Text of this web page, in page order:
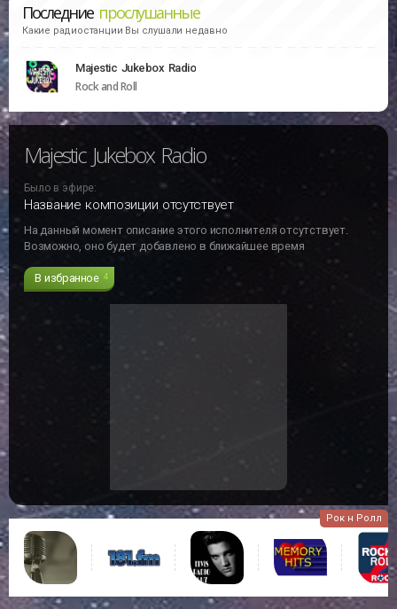
Последние прослушанные
Какие радиостанции Вы слушали недавно
Majestic Jukebox Radio
Rock and Roll
Majestic Jukebox Radio
Было в эфире:
Название композиции отсутствует
На данный момент описание этого исполнителя отсутствует.
Возможно, оно будет добавлено в ближайшее время
В избранное 4
Рок н Ролл